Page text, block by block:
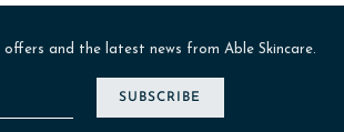
offers and the latest news from Able Skincare.
SUBSCRIBE